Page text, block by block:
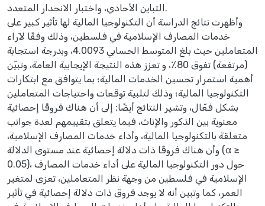
التباين الأحادي، واختبار الانحدار المتعدد.
وأظهرت نتائج الدراسة أن التكنولوجيا المالية لها تأثير كبير على
خدمات المصارف الإسلامية في فلسطين، وذلك وفقًا لآراء
المتعاملين حيث بلغ المتوسط الحسابي 4.0093، وبدرجة استجابة
(مرتفعة) تفوق 80٪، و تعزز هذه النتيجة الإيجابية العامة، وتبيّن
أهمية استمرار تحسين الخدمات المالية؛ بما يتوافق مع ابتكارات
التكنولوجيا المالية؛ وذلك لتلبية توقعات واحتياجات المتعاملين
بشكل فعّال، وتشير النتائج أيضًا: إلى أن هناك فروقًا إحصائية
معنوية بين الذكور والإناث، فيما يتعلق بتقييمهم لعدة جوانب
متعلقة بالتكنولوجيا المالية، وأداء خدمات المصارف الإسلامية،
وأن هناك فروقًا ذات دلالة إحصائية عند مستوى الدلالة (α ≥
0.05)، حول دور التكنولوجيا المالية على أداء خدمات المصارف
الإسلامية في فلسطين من وجهة نظر المتعاملين، تعزى لمتغير
العمر، كما وتبين أنه لا يوجد فروق ذات دلالة إحصائية في تأثير